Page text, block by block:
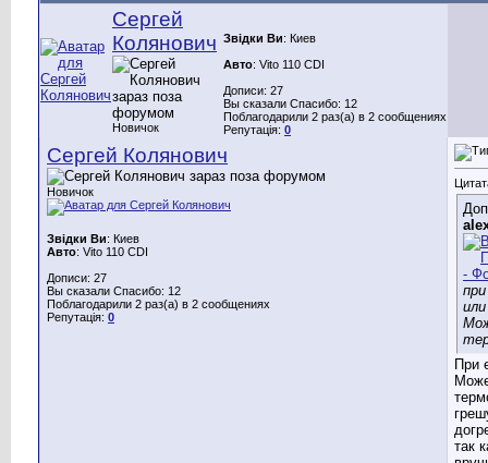
Сергей
Колянович
Новичок
Звідки Ви: Киев
Авто: Vito 110 CDI
Дописи: 27
Вы сказали Спасибо: 12
Поблагодарили 2 раз(а) в 2 сообщениях
Репутація: 0
Сергей Колянович
Новичок
Звідки Ви: Киев
Авто: Vito 110 CDI
Дописи: 27
Вы сказали Спасибо: 12
Поблагодарили 2 раз(а) в 2 сообщениях
Репутація: 0
При
так